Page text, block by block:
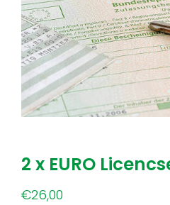
2 x EURO
€26,00